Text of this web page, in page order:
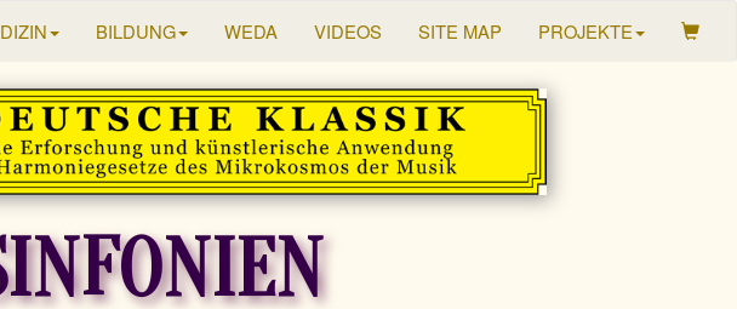
BILDUNG WEDA VIDEOS SITE MAP PROJEKTE